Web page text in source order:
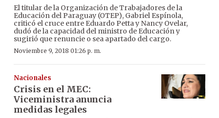
El titular de la Organización de Trabajadores de la
Educación del Paraguay (OTEP), Gabriel Espínola,
criticó el cruce entre Eduardo Petta y Nancy Ovelar,
dudó de la capacidad del ministro de Educación y
sugirió que renuncie o sea apartado del cargo.
Noviembre 9, 2018 01:26 p. m.
Nacionales
Crisis en el MEC:
Viceministra anuncia
medidas legales